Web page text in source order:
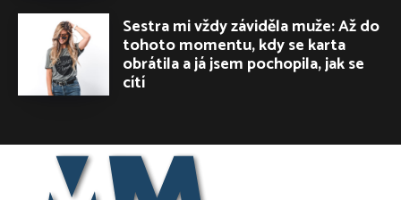
Sestra mi vždy záviděla muže: Až do
tohoto momentu, kdy se karta
obrátila a já jsem pochopila, jak se
cítí